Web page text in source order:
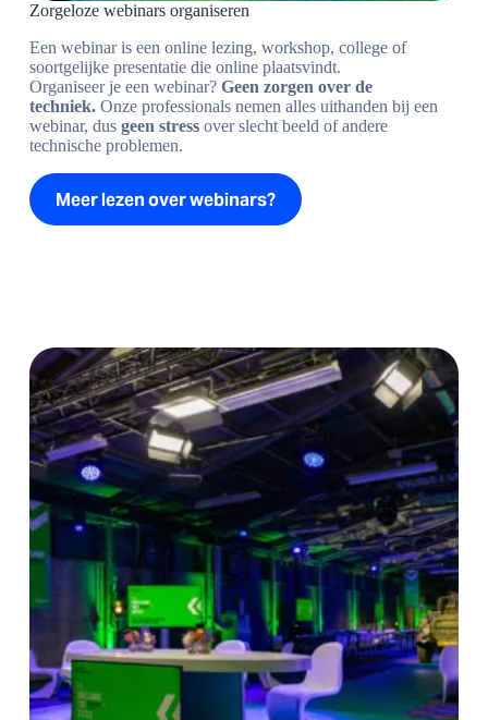
Zorgeloze webinars organiseren
Een webinar is een online lezing, workshop, college of
soortgelijke presentatie die online plaatsvindt.
Organiseer je een webinar? Geen zorgen over de
techniek.Onze professionals nemen alles uithanden bij een
webinar, dus geen stressover slecht beeld of andere
technische problemen.
Meer lezen over webinars?